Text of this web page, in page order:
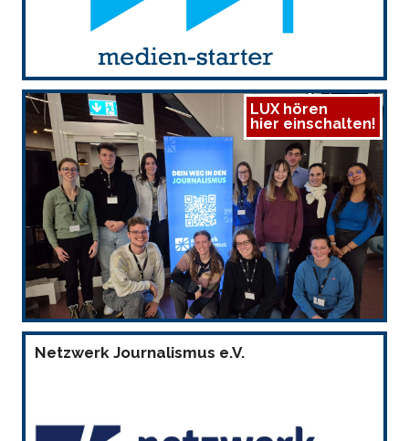
LUX hören
hier einschalten!
Netzwerk Journalismus e.V.